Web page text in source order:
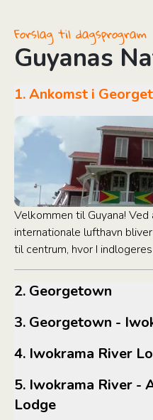
Forslag til dagsprogram
Guyanas
1. Ankomst i
Velkommen til Guyana!
internationale lufthavn
til centrum, hvor I
2. Georgetown
3. Georgetown -
4. Iwokrama River
5. Iwokrama River - Atta Rainforest
Lodge